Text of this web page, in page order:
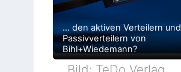
… den aktiven Verteilern und
Passivverteilern von
Bihl+Wiedemann?